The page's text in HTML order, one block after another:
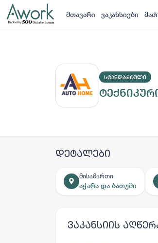
მთავარი ვაკანსიები
ᲡᲢᲐᲜᲓᲐᲠᲢᲣᲚᲘ
დეტალები
მისამართი
აჭარა და ბათუმი
ვაკანსიის